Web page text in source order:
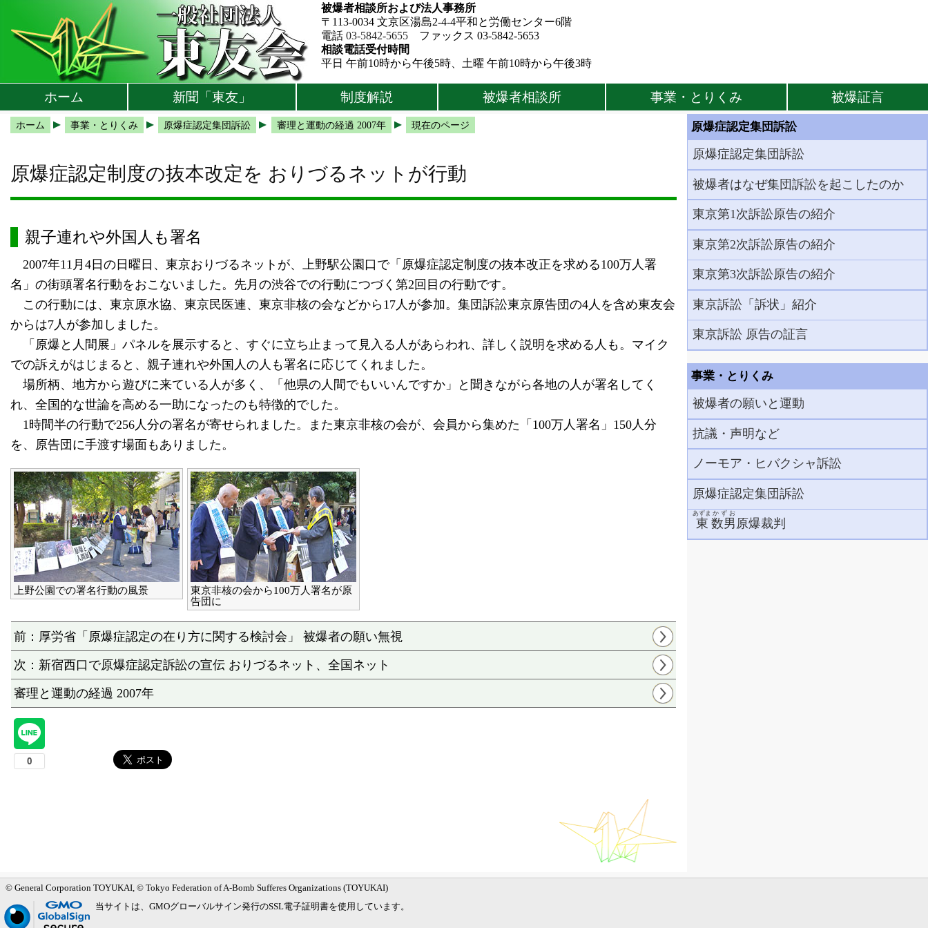
メインメニューへ
サブメニューへ
現在地ナビ（パンくずリスト）へ
被爆者相談所および法人事務所
〒113-0034 文京区湯島2-4-4平和と労働センター6階
電話 03-5842-5655 ファックス 03-5842-5653
相談電話受付時間
平日 午前10時から午後5時、土曜 午前10時から午後3時
ホーム 新聞「東友」 制度解説 被爆者相談所 事業・とりくみ 被爆証言
ホーム 事業・とりくみ 原爆症認定集団訴訟 審理と運動の経過 2007年 現在のページ
原爆症認定制度の抜本改定を おりづるネットが行動
親子連れや外国人も署名
2007年11月4日の日曜日、東京おりづるネットが、上野駅公園口で「原爆症認定制度の抜本改正を求める100万人署
名」の街頭署名行動をおこないました。先月の渋谷での行動につづく第2回目の行動です。
この行動には、東京原水協、東京民医連、東京非核の会などから17人が参加。集団訴訟東京原告団の4人を含め東友会
からは7人が参加しました。
「原爆と人間展」パネルを展示すると、すぐに立ち止まって見入る人があらわれ、詳しく説明を求める人も。マイク
での訴えがはじまると、親子連れや外国人の人も署名に応じてくれました。
場所柄、地方から遊びに来ている人が多く、「他県の人間でもいいんですか」と聞きながら各地の人が署名してく
れ、全国的な世論を高める一助になったのも特徴的でした。
1時間半の行動で256人分の署名が寄せられました。また東京非核の会が、会員から集めた「100万人署名」150人分
を、原告団に手渡す場面もありました。
上野公園での署名行動の風景
東京非核の会から100万人署名が原
告団に
前：厚労省「原爆症認定の在り方に関する検討会」 被爆者の願い無視
次：新宿西口で原爆症認定訴訟の宣伝 おりづるネット、全国ネット
審理と運動の経過 2007年
原爆症認定集団訴訟
原爆症認定集団訴訟
被爆者はなぜ集団訴訟を起こしたのか
東京第1次訴訟原告の紹介
東京第2次訴訟原告の紹介
東京第3次訴訟原告の紹介
東京訴訟「訴状」紹介
東京訴訟 原告の証言
事業・とりくみ
被爆者の願いと運動
抗議・声明など
ノーモア・ヒバクシャ訴訟
原爆症認定集団訴訟
東
あずま
数男
かずお
原爆裁判
メインメニューへ
サブメニューへ
現在地ナビ（パンくずリスト）へ
本文の冒頭へ
ページの先頭へ
© General Corporation TOYUKAI, © Tokyo Federation of A-Bomb Sufferes Organizations (TOYUKAI)
当サイトは、GMOグローバルサイン発行のSSL電子証明書を使用しています。